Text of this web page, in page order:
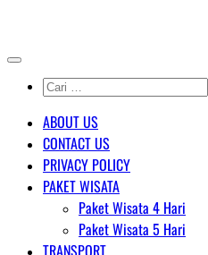
content
Cari
untuk:
ABOUT US
CONTACT US
PRIVACY POLICY
PAKET WISATA
Paket Wisata 4 Hari
Paket Wisata 5 Hari
TRANSPORT